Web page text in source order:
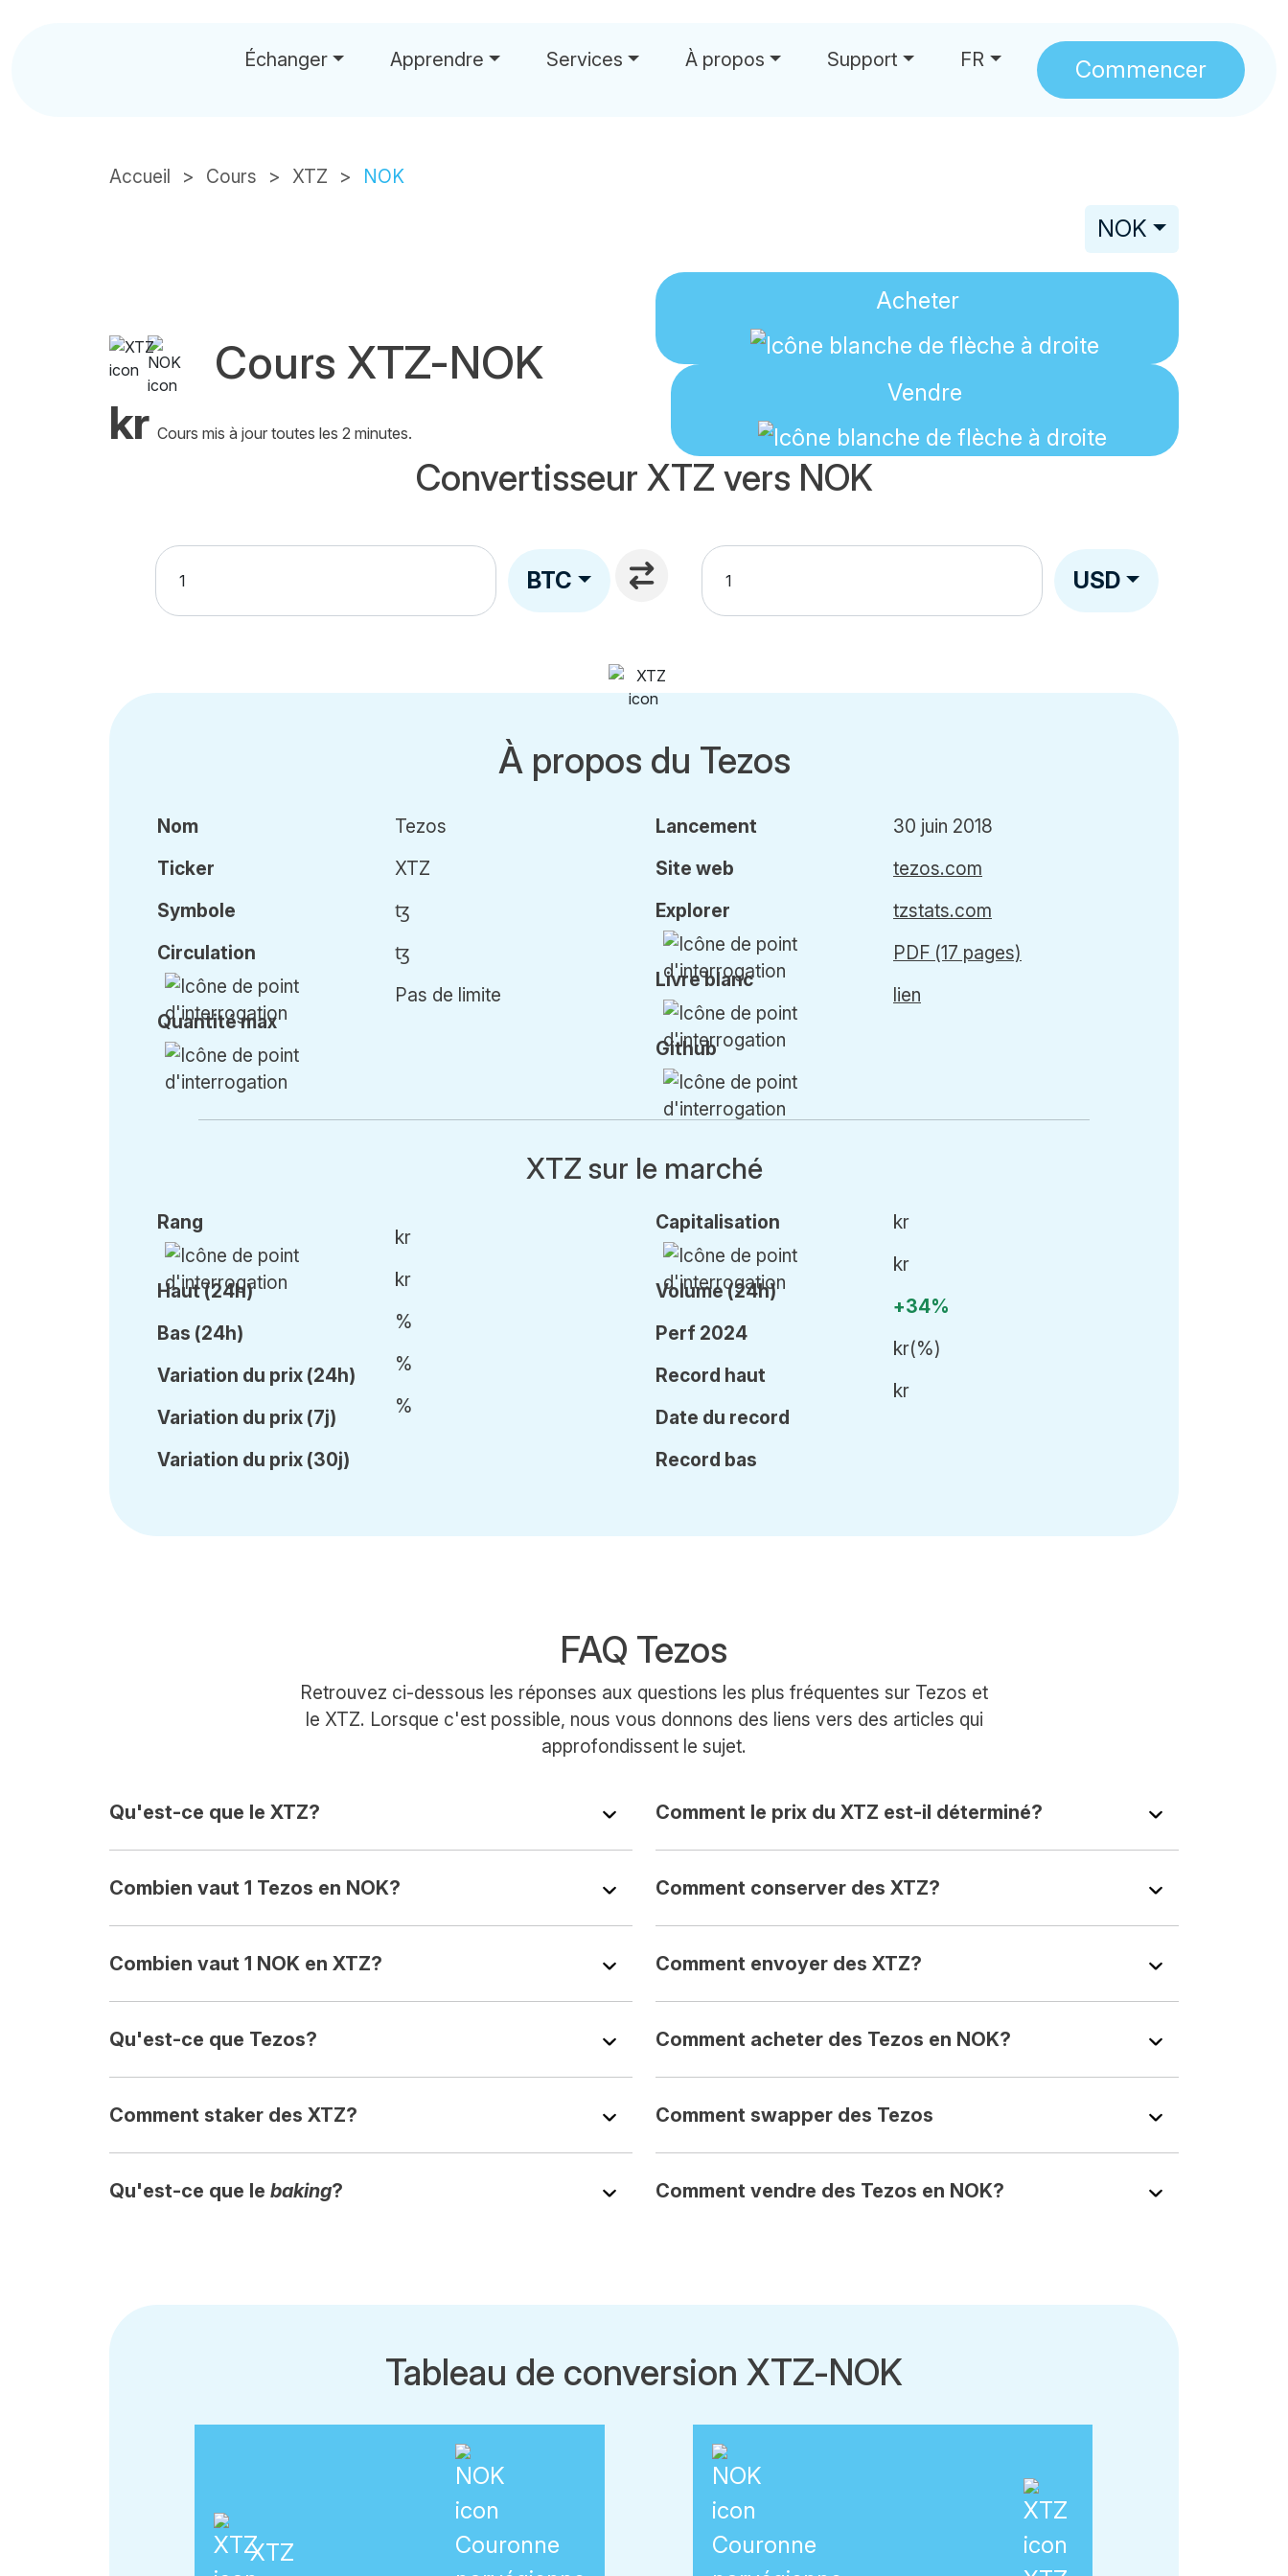
Échanger Apprendre Services À propos Support FR Commencer
Accueil Cours XTZ NOK
Cours XTZ-NOK
kr Cours mis à jour toutes les 2 minutes.
NOK
Acheter
Vendre
Convertisseur XTZ vers NOK
BTC USD
À propos du Tezos
Nom
Ticker
Symbole
Circulation
Quantitémax
Tezos
XTZ
ꜩ
ꜩ
Pas de limite
Lancement
Site web
Explorer
Livre blanc
Github
30 juin 2018
tezos.com
tzstats.com
PDF (17 pages)
lien
XTZ sur le marché
Rang
Haut (24h)
Bas (24h)
Variation du prix (24h)
Variation du prix (7j)
Variation du prix (30j)
kr
kr
%
%
%
Capitalisation
Volume (24h)
Perf 2024
Record haut
Date du record
Record bas
kr
kr
+34%
kr(%)
kr
FAQ Tezos
Retrouvez ci-dessous les réponses aux questions les plus fréquentes sur Tezos et
le XTZ. Lorsque c'est possible, nous vous donnons des liens vers des articles qui
approfondissent le sujet.
Qu'est-ce que le XTZ?
Combien vaut 1 Tezos en NOK?
Combien vaut 1 NOK en XTZ?
Qu'est-ce que Tezos?
Comment staker des XTZ?
Qu'est-ce que le baking?
Comment le prix du XTZ est-il déterminé?
Comment conserver des XTZ?
Comment envoyer des XTZ?
Comment acheter des Tezos en NOK?
Comment swapper des Tezos
Comment vendre des Tezos en NOK?
Tableau de conversion XTZ-NOK
XTZ
Couronne
Couronne